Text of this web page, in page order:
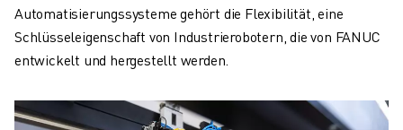
Automatisierungssysteme gehört die Flexibilität, eine
Schlüsseleigenschaft von Industrierobotern, die von FANUC
entwickelt und hergestellt werden.